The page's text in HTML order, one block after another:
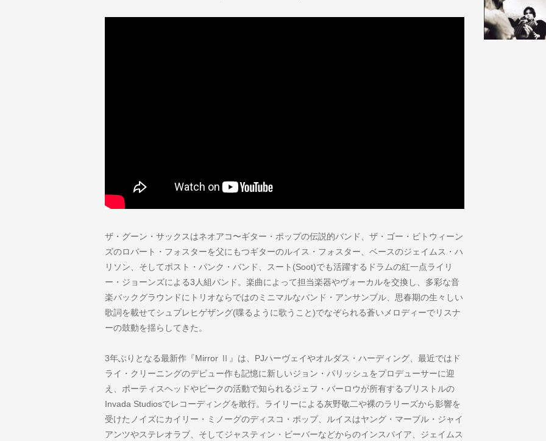
ザ・グーン・サックスはネオアコ〜ギター・ポップの伝説的バンド、ザ・ゴー・ビトウィーン
ズのロバート・フォスターを父にもつギターのルイス・フォスター、ベースのジェイムス・ハ
リソン、そしてポスト・パンク・バンド、スート(Soot)でも活躍するドラムの紅一点ライリ
ー・ジョーンズによる3人組バンド。楽曲によって担当楽器やヴォーカルを交換し、多彩な音
楽バックグラウンドにトリオならではのミニマルなバンド・アンサンブル、思春期の生々しい
歌詞を載せてシュプレヒゲザング(喋るように歌うこと)でなぞられる蒼いメロディーでリスナ
ーの鼓動を揺らしてきた。
3年ぶりとなる最新作『Mirror Ⅱ』は、PJハーヴェイやオルダス・ハーディング、最近ではド
ライ・クリーニングのデビュー作も記憶に新しいジョン・パリッシュをプロデューサーに迎
え、ポーティスヘッドやビークの活動で知られるジェフ・バーロウが所有するブリストルの
Invada Studiosでレコーディングを敢行。ライリーによる灰野敬二や裸のラリーズから影響を
受けたノイズにカイリー・ミノーグのディスコ・ポップ、ルイスはヤング・マーブル・ジャイ
アンツやステレオラブ、そしてジャスティン・ビーバーなどからのインスパイア、ジェイムス